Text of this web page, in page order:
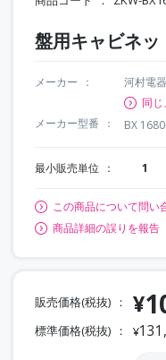
盤用キャビネッ
メーカー
河村電
同
メーカー型番
BX
最小販売単位 1
この商品について問い
商品詳細の誤りを報告
販売価格(税抜) ¥
標準価格(税抜) ¥